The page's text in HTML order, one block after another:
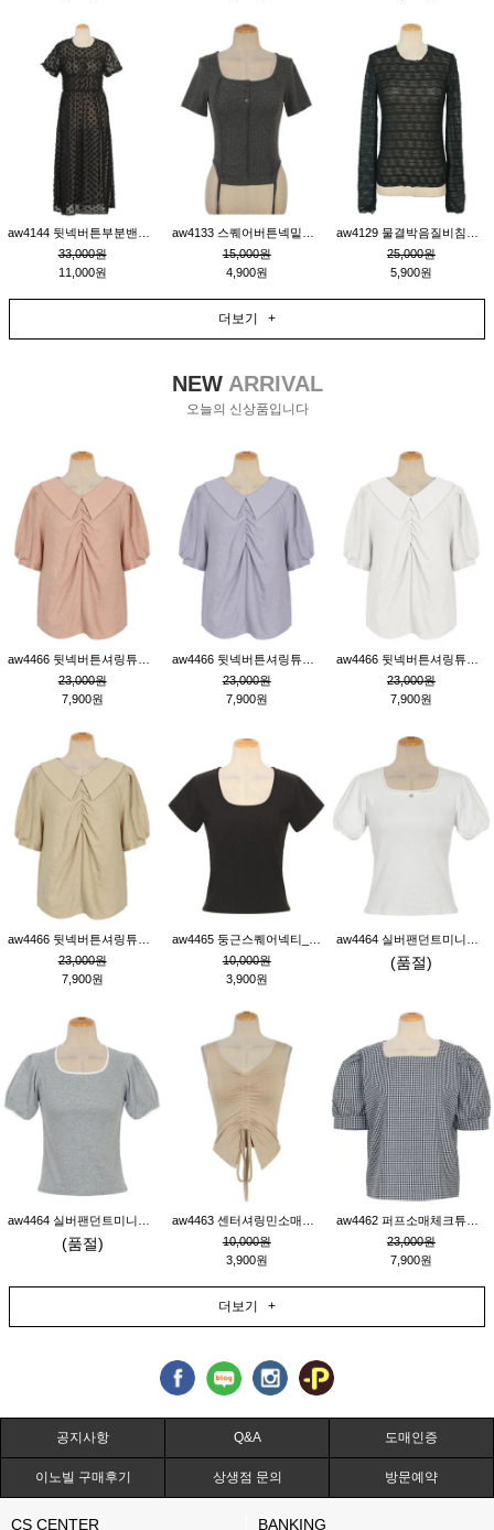
33,000원
11,000원
15,000원
4,900원
25,000원
5,900원
더보기 +
NEWARRIVAL
오늘의 신상품입니다
23,000원
7,900원
23,000원
7,900원
23,000원
7,900원
23,000원
7,900원
10,000원
3,900원
(품절)
(품절)
10,000원
3,900원
23,000원
7,900원
더보기 +
공지사항 Q&A 도매인증
이노빌 구매후기 상생점 문의 방문예약
CS CENTER BANKING